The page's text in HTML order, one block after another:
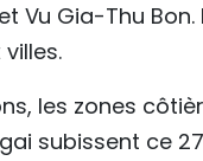
Vu Gia-Thu
les zones
subissent ce